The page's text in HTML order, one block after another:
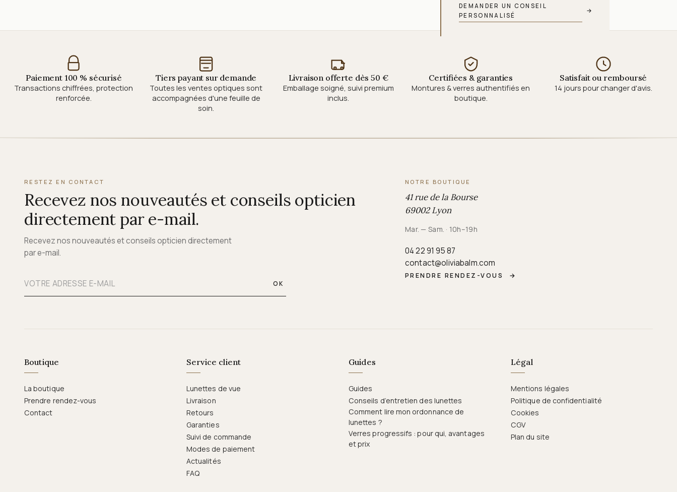
DEMANDER UN CONSEIL
PERSONNALISÉ
→
Paiement 100 % sécurisé
Transactions chiffrées, protection
renforcée.
Tiers payant sur demande
Toutes les ventes optiques sont
accompagnées d'une feuille de
soin.
Livraison offerte dès 50 €
Emballage soigné, suivi premium
inclus.
Certifiées & garanties
Montures & verres authentifiés en
boutique.
Satisfait ou remboursé
14 jours pour changer d'avis.
RESTEZ EN CONTACT
Recevez nos nouveautés et conseils opticien
directement par e-mail.
Recevez nos nouveautés et conseils opticien directement
par e-mail.
OK
NOTRE BOUTIQUE
41 rue de la Bourse
69002 Lyon
Mar. — Sam. · 10h–19h
04 22 91 95 87
contact@oliviabalm.com
PRENDRE RENDEZ-VOUS →
Boutique
La boutique
Prendre rendez-vous
Contact
Service client
Lunettes de vue
Livraison
Retours
Garanties
Suivi de commande
Modes de paiement
Actualités
FAQ
Guides
Guides
Conseils d’entretien des lunettes
Comment lire mon ordonnance de
lunettes ?
Verres progressifs : pour qui, avantages
et prix
Légal
Mentions légales
Politique de confidentialité
Cookies
CGV
Plan du site